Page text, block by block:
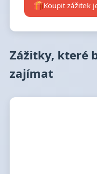
Koupit zážitek
Zážitky, které
zajímat